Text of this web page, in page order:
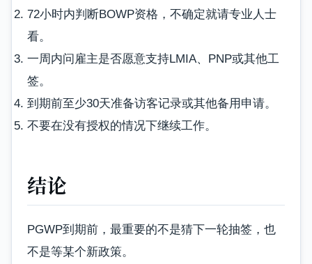
72小时内判断BOWP资格，不确定就请专业人士
看。
一周内问雇主是否愿意支持LMIA、PNP或其他工
签。
到期前至少30天准备访客记录或其他备用申请。
不要在没有授权的情况下继续工作。
结论
PGWP到期前，最重要的不是猜下一轮抽签，也
不是等某个新政策。